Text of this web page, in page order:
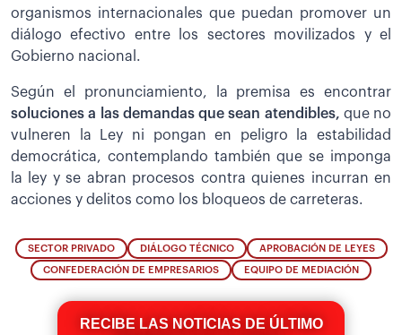
organismos internacionales que puedan promover un
diálogo efectivo entre los sectores movilizados y el
Gobierno nacional.
Según el pronunciamiento, la premisa es encontrar
soluciones a las demandas que sean atendibles, que no
vulneren la Ley ni pongan en peligro la estabilidad
democrática, contemplando también que se imponga
la ley y se abran procesos contra quienes incurran en
acciones y delitos como los bloqueos de carreteras.
SECTOR PRIVADO DIÁLOGO TÉCNICO APROBACIÓN DE LEYES
CONFEDERACIÓN DE EMPRESARIOS EQUIPO DE MEDIACIÓN
RECIBE LAS NOTICIAS DE ÚLTIMO